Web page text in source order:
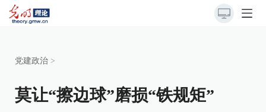
党建政治 >
莫让“擦边球”磨损“铁规矩”